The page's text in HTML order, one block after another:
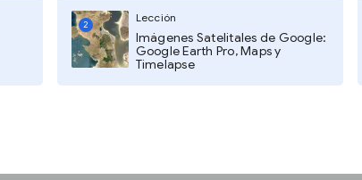
2
Lección
Imágenes Satelitales de Google:
Google Earth Pro, Maps y
Timelapse
plataformas de redes
colores de los